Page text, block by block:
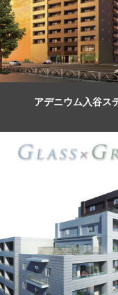
アデニウム入谷ス